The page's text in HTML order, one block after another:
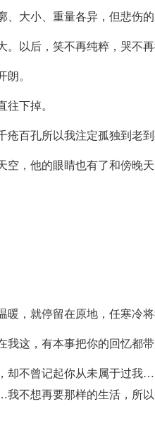
、大小、重量各异，但悲
以后，笑不再纯粹，哭不再
朗。
往下掉。
百孔所以我注定孤独到老到
，他的眼睛也有了和傍晚天
，就停留在原地，任寒冷将
这，有本事把你的回忆都带
却不曾记起你从未属于过
不想再要那样的生活，所